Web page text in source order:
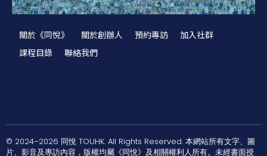
關於《同悅》 關於創辦人 預約專訪
加入社群
課程目錄
聯絡我們
© 2024–2026 同悅 TOUHK. All Rights Reserved. 本網站所有文字、圖
片、影音及專訪內容，版權均屬《同悅》及相關權利人所有。未經書面授